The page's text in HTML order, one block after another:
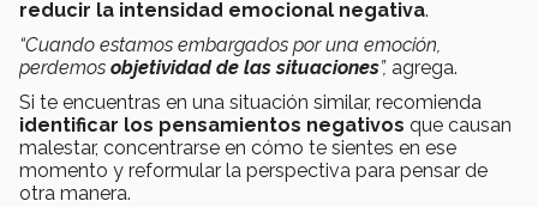
reducir la intensidad emocional negativa.
“Cuando estamos embargados por una emoción,
perdemos objetividad de las situaciones”, agrega.
Si te encuentras en una situación similar, recomienda
identificar los pensamientos negativos que causan
malestar, concentrarse en cómo te sientes en ese
momento y reformular la perspectiva para pensar de
otra manera.